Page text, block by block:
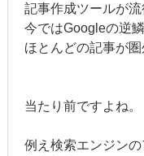
記事作成ツールが流
今ではGoogleの逆
ほとんどの記事が
当たり前ですよね。
例え検索エンジン